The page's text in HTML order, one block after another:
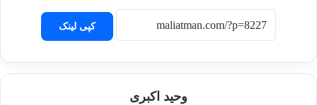
کپی لینک
وحید اکبری